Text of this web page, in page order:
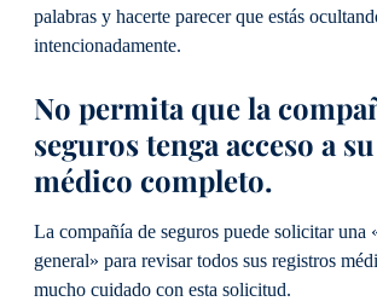
palabras y hacerte parecer que estás
intencionadamente.
No permita que la
seguros tenga acceso a
médico completo.
La compañía de seguros puede solicitar una
general» para revisar todos sus registros
mucho cuidado con esta solicitud.